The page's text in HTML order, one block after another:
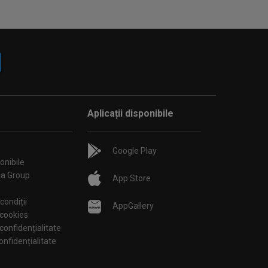
Group
de confidențialitate
Aplicații disponibile
Google Play
App Store
AppGallery